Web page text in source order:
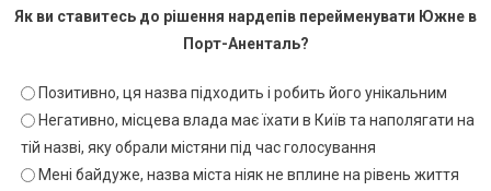
Як ви ставитесь до рішення нардепів перейменувати Южне в
Порт-Аненталь?
Позитивно, ця назва підходить і робить його унікальним
Негативно, місцева влада має їхати в Київ та наполягати на
тій назві, яку обрали містяни під час голосування
Мені байдуже, назва міста ніяк не вплине на рівень життя